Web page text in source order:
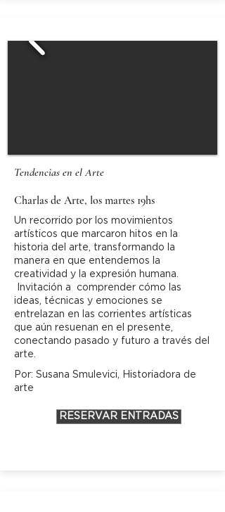
Tendencias en el Arte
Charlas de Arte, los martes 19hs
Un recorrido por los movimientos
artísticos que marcaron hitos en la
historia del arte, transformando la
manera en que entendemos la
creatividad y la expresión humana.
Invitación a comprender cómo las
ideas, técnicas y emociones se
entrelazan en las corrientes artísticas
que aún resuenan en el presente,
conectando pasado y futuro a través del
arte.
Por: Susana Smulevici, Historiadora de
arte
RESERVAR ENTRADAS